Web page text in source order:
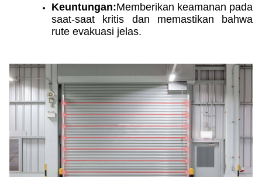
Keuntungan:Memberikan keamanan pada
saat-saat kritis dan memastikan bahwa
rute evakuasi jelas.